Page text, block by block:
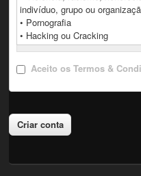
Aceito os Termos &